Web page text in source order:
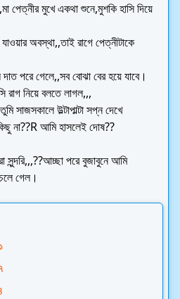
পেত্নীর মুখে একথা শুনে,মুশকি হাসি দিয়ে
অবস্থা,,তাই রাগে পেত্নীটাকে
পরে গেলে,,সব বোঝা বের হয়ে যাবে।
রাগ নিয়ে বলতে লাগল,,,
সাজসকালে উল্টাপাল্টা সপ্ন দেখে
না??R আমি হাসলেই দোষ??
পরে বুজাবুনে আমি
গেল।